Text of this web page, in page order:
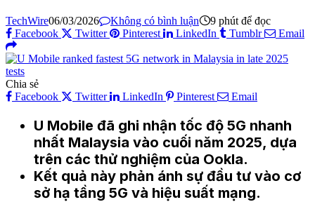
TechWire06/03/2026 Không có bình luận
9 phút để đọc
Facebook
Twitter Pinterest LinkedIn Tumblr Email
Chia sẻ
Facebook
Twitter LinkedIn Pinterest Email
U Mobile đã ghi nhận tốc độ 5G nhanh
nhất Malaysia vào cuối năm 2025, dựa
trên các thử nghiệm của Ookla.
Kết quả này phản ánh sự đầu tư vào cơ
sở hạ tầng 5G và hiệu suất mạng.